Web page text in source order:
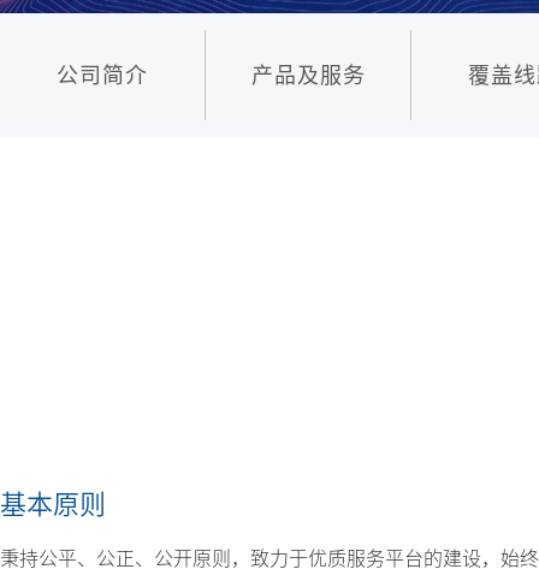
公司简介 产品及服务 覆盖
基本原则
秉持公平、公正、公开原则，致力于优质服务平台的建设，